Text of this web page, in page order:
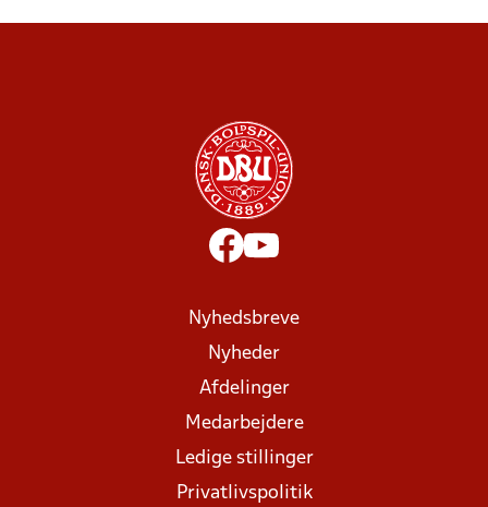
Nyhedsbreve
Nyheder
Afdelinger
Medarbejdere
Ledige stillinger
Privatlivspolitik